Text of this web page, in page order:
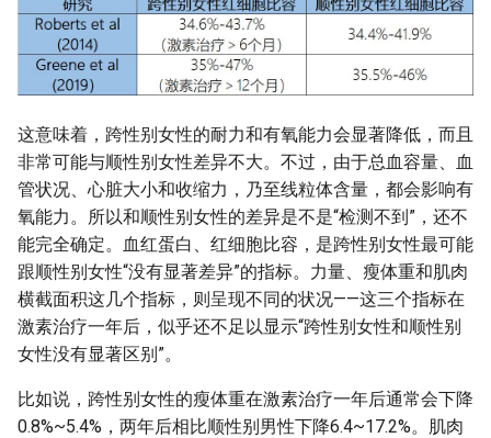
这意味着，跨性别女性的耐力和有氧能力会显著降低，而且
非常可能与顺性别女性差异不大。不过，由于总血容量、血
管状况、心脏大小和收缩力，乃至线粒体含量，都会影响有
氧能力。所以和顺性别女性的差异是不是“检测不到”，还不
能完全确定。血红蛋白、红细胞比容，是跨性别女性最可能
跟顺性别女性“没有显著差异”的指标。力量、瘦体重和肌肉
横截面积这几个指标，则呈现不同的状况——这三个指标在
激素治疗一年后，似乎还不足以显示“跨性别女性和顺性别
女性没有显著区别”。
比如说，跨性别女性的瘦体重在激素治疗一年后通常会下降
0.8%~5.4%，两年后相比顺性别男性下降6.4~17.2%。肌肉